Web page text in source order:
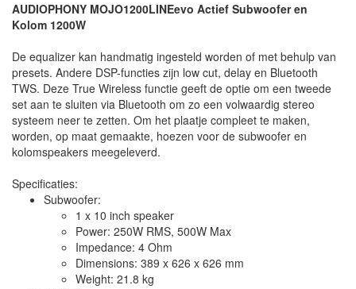
AUDIOPHONY MOJO1200LINEevo Actief Subwoofer en
Kolom 1200W
De equalizer kan handmatig ingesteld worden of met behulp van
presets. Andere DSP-functies zijn low cut, delay en Bluetooth
TWS. Deze True Wireless functie geeft de optie om een tweede
set aan te sluiten via Bluetooth om zo een volwaardig stereo
systeem neer te zetten. Om het plaatje compleet te maken,
worden, op maat gemaakte, hoezen voor de subwoofer en
kolomspeakers meegeleverd.
Specificaties:
Subwoofer:
1 x 10 inch speaker
Power: 250W RMS, 500W Max
Impedance: 4 Ohm
Dimensions: 389 x 626 x 626 mm
Weight: 21.8 kg